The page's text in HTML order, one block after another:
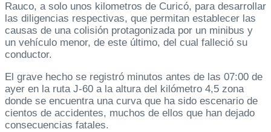
Rauco, a solo unos kilometros de Curicó, para desarrollar
las diligencias respectivas, que permitan establecer las
causas de una colisión protagonizada por un minibus y
un vehículo menor, de este último, del cual falleció su
conductor.
El grave hecho se registró minutos antes de las 07:00 de
ayer en la ruta J-60 a la altura del kilómetro 4,5 zona
donde se encuentra una curva que ha sido escenario de
cientos de accidentes, muchos de ellos que han dejado
consecuencias fatales.